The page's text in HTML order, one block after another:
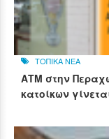
ΤΟΠΙΚΑ ΝΕΑ
ΑΤΜ στην
κατοίκων